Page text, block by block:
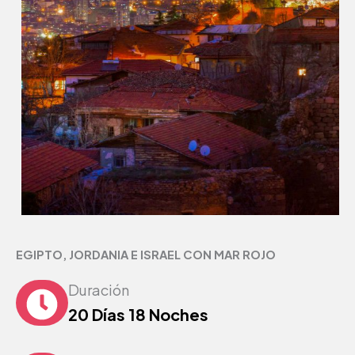
EGIPTO, JORDANIA E ISRAEL CON MAR ROJO
Duración
20 Días 18 Noches